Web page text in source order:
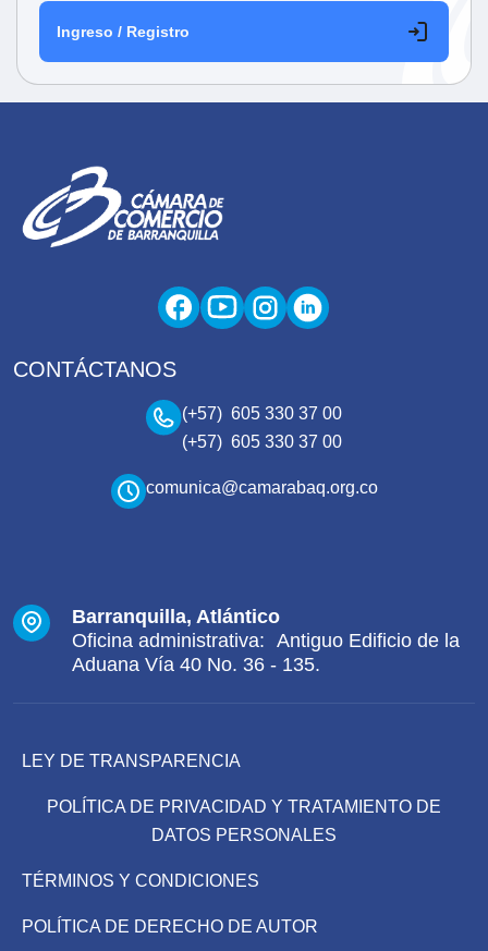
Ingreso / Registro
CONTÁCTANOS
(+57) 605 330 37 00
(+57) 605 330 37 00
comunica@camarabaq.org.co
Barranquilla, Atlántico
Oficina administrativa: Antiguo Edificio de la
Aduana Vía 40 No. 36 - 135.
LEY DE TRANSPARENCIA
POLÍTICA DE PRIVACIDAD Y TRATAMIENTO DE
DATOS PERSONALES
TÉRMINOS Y CONDICIONES
POLÍTICA DE DERECHO DE AUTOR